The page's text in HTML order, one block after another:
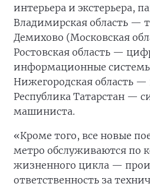
интерьера и экстерьера,
Владимирская область —
Демихово (Московская
Ростовская область —
информационные системы
Нижегородская область —
Республика Татарстан —
машиниста.
«Кроме того, все новые
метро обслуживаются по
жизненного цикла —
ответственность за